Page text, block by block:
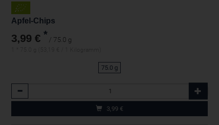
Apfel-Chips
3,99 € * / 75.0 g
75.0 g
3,99 €